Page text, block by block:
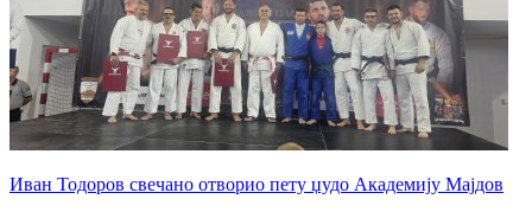
Иван Тодоров свечано отворио пету џудо Академију Мајдов